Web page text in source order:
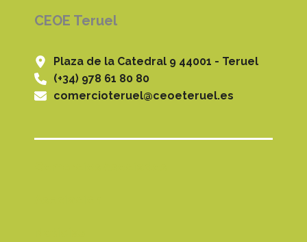
CEOE Teruel
Plaza de la Catedral 9 44001 - Teruel
(+34) 978 61 80 80
comercioteruel@ceoeteruel.es